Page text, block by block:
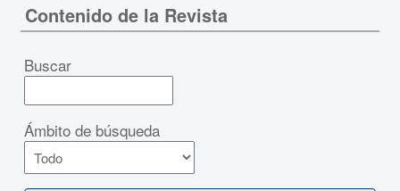
Contenido de la Revista
Buscar
Ámbito de búsqueda